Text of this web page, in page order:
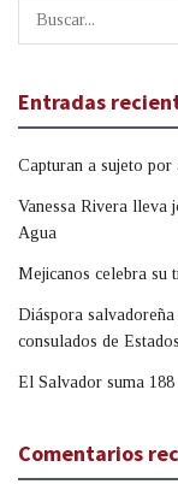
Entradas
Capturan a sujeto por
Vanessa Rivera lleva
Agua
Mejicanos celebra su
Diáspora
consulados de
El Salvador suma
Comentarios